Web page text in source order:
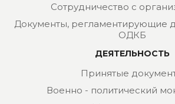
Сотрудничество с
Документы, регламентирующие
ОДКБ
ДЕЯТЕЛЬНОСТЬ
Принятые
Военно - политический